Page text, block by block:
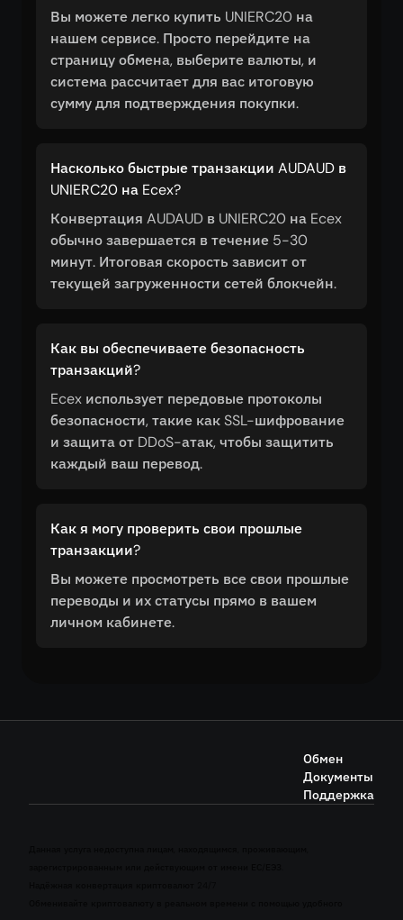
Вы можете легко купить UNIERC20 на
нашем сервисе. Просто перейдите на
страницу обмена, выберите валюты, и
система рассчитает для вас итоговую
сумму для подтверждения покупки.
Насколько быстрые транзакции AUDAUD в
UNIERC20 на Ecex?
Конвертация AUDAUD в UNIERC20 на Ecex
обычно завершается в течение 5-30
минут. Итоговая скорость зависит от
текущей загруженности сетей блокчейн.
Как вы обеспечиваете безопасность
транзакций?
Ecex использует передовые протоколы
безопасности, такие как SSL-шифрование
и защита от DDoS-атак, чтобы защитить
каждый ваш перевод.
Как я могу проверить свои прошлые
транзакции?
Вы можете просмотреть все свои прошлые
переводы и их статусы прямо в вашем
личном кабинете.
Обмен
Документы
Поддержка